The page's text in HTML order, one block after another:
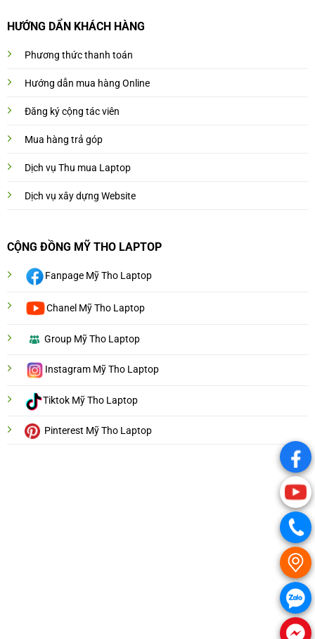
HƯỚNG DẨN KHÁCH HÀNG
Phương thức thanh toán
Hướng dẫn mua hàng Online
Đăng ký cộng tác viên
Mua hàng trả góp
Dịch vụ Thu mua Laptop
Dịch vụ xây dựng Website
CỘNG ĐỒNG MỸ THO LAPTOP
Fanpage Mỹ Tho Laptop
Chanel Mỹ Tho Laptop
Group Mỹ Tho Laptop
Instagram Mỹ Tho Laptop
Tiktok Mỹ Tho Laptop
Pinterest Mỹ Tho Laptop
.
.
.
.
.
.